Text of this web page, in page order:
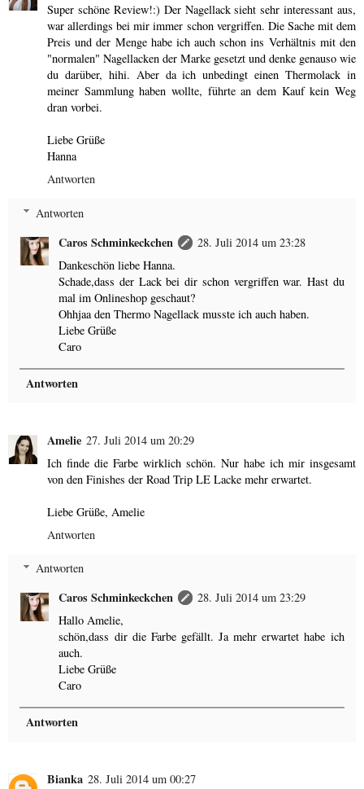
Super schöne Review!:) Der Nagellack sieht sehr interessant aus,
war allerdings bei mir immer schon vergriffen. Die Sache mit dem
Preis und der Menge habe ich auch schon ins Verhältnis mit den
"normalen" Nagellacken der Marke gesetzt und denke genauso wie
du darüber, hihi. Aber da ich unbedingt einen Thermolack in
meiner Sammlung haben wollte, führte an dem Kauf kein Weg
dran vorbei.
Liebe Grüße
Hanna
Antworten
Antworten
Caros Schminkeckchen
28. Juli 2014 um 23:28
Dankeschön liebe Hanna.
Schade,dass der Lack bei dir schon vergriffen war. Hast du
mal im Onlineshop geschaut?
Ohhjaa den Thermo Nagellack musste ich auch haben.
Liebe Grüße
Caro
Antworten
Amelie 27. Juli 2014 um 20:29
Ich finde die Farbe wirklich schön. Nur habe ich mir insgesamt
von den Finishes der Road Trip LE Lacke mehr erwartet.
Liebe Grüße, Amelie
Antworten
Antworten
Caros Schminkeckchen
28. Juli 2014 um 23:29
Hallo Amelie,
schön,dass dir die Farbe gefällt. Ja mehr erwartet habe ich
auch.
Liebe Grüße
Caro
Antworten
Bianka 28. Juli 2014 um 00:27